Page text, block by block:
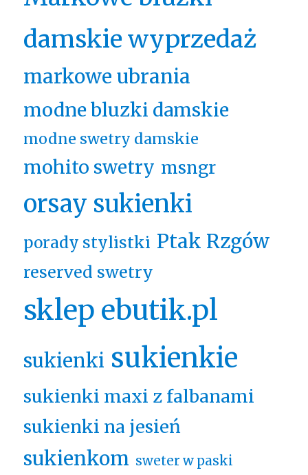
damskie wyprzedaż
markowe ubrania
modne bluzki damskie
modne swetry damskie
mohito swetry msngr
orsay sukienki
porady stylistki Ptak Rzgów
reserved swetry
sklep ebutik.pl
sukienki sukienkie
sukienki maxi z falbanami
sukienki na jesień
sukienkom sweter w paski